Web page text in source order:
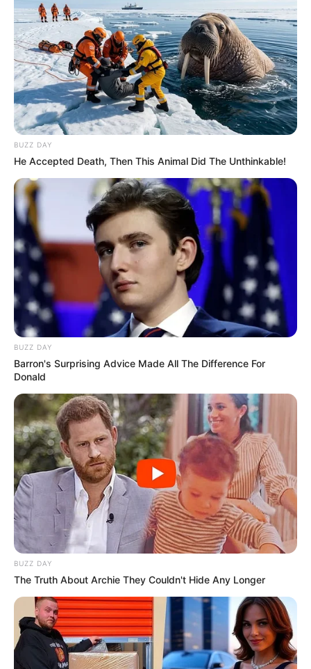
BUZZ DAY
He Accepted Death, Then This Animal Did The Unthinkable!
BUZZ DAY
Barron's Surprising Advice Made All The Difference For
Donald
BUZZ DAY
The Truth About Archie They Couldn't Hide Any Longer